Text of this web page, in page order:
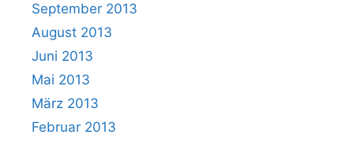
September 2013
August 2013
Juni 2013
Mai 2013
März 2013
Februar 2013